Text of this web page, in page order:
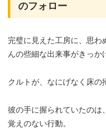
のフォロー
完璧に見えた工房に、思わ
んの些細な出来事がきっか
クルトが、なにげなく床の
彼の手に握られていたの
覚えのない行動。